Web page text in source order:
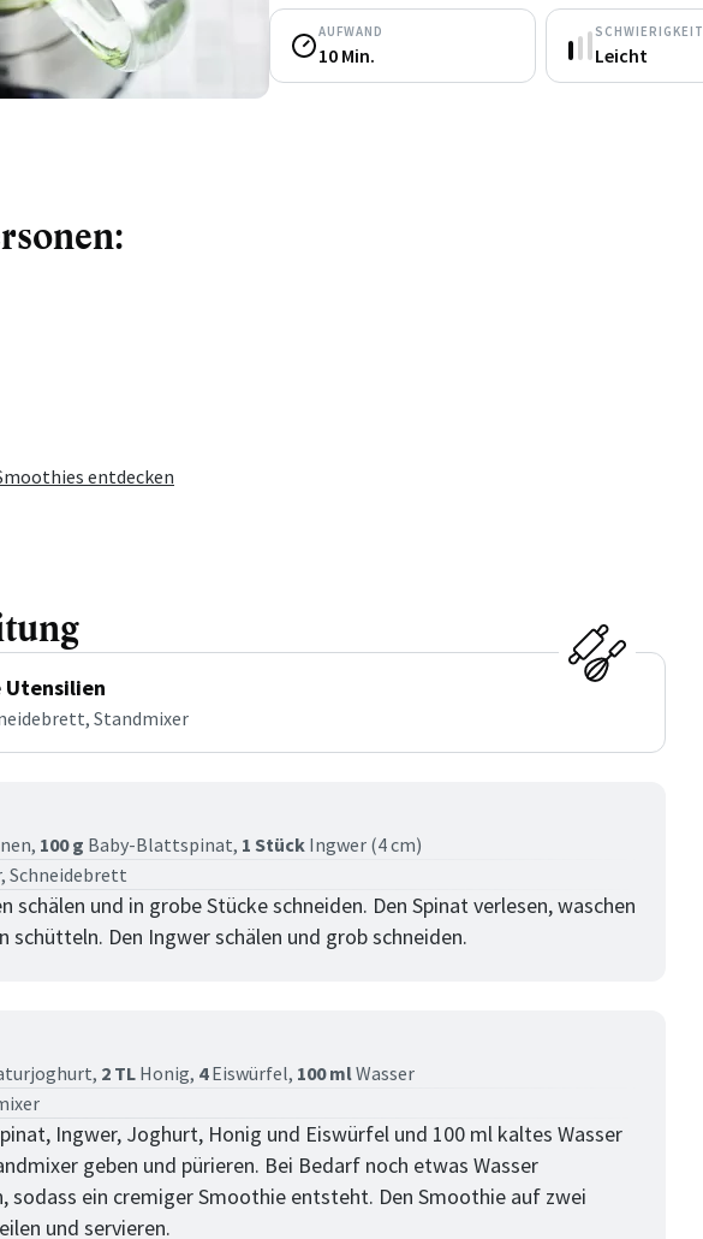
AUFWAND
10 Min.
SCHWIERIGKEIT
Leicht
entdecken
Standmixer
100 g Baby-Blattspinat, 1 Stück Ingwer (4 cm)
Schneidebrett
schälen und in grobe Stücke schneiden. Den Spinat verlesen, waschen
schütteln. Den Ingwer schälen und grob schneiden.
2 TL Honig, 4Eiswürfel, 100 mlWasser
Ingwer, Joghurt, Honig und Eiswürfel und 100 ml kaltes Wasser
geben und pürieren. Bei Bedarf noch etwas Wasser
sodass ein cremiger Smoothie entsteht. Den Smoothie auf zwei
und servieren.